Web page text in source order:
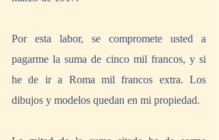
Por esta labor, se compromete usted a
pagarme la suma de cinco mil francos, y si
he de ir a Roma mil francos extra. Los
dibujos y modelos quedan en mi propiedad.